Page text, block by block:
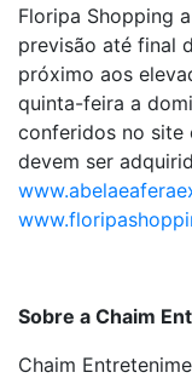
Floripa Shopping
previsão até final
próximo aos
quinta-feira a
conferidos no site
devem ser
Sobre a Chaim
Chaim